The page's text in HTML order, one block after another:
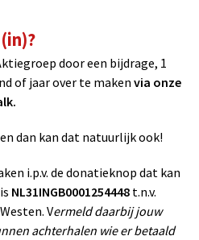
door een bijdrage, 1
of jaar over te maken via onze
dan kan dat natuurlijk ook!
i.p.v. de donatieknop dat kan
NL31INGB0001254448 t.n.v.
Vermeld daarbij jouw
achterhalen wie er betaald